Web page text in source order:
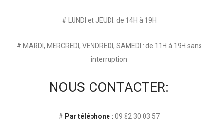
# LUNDI et JEUDI: de 14H à 19H
# MARDI, MERCREDI, VENDREDI, SAMEDI : de 11H à 19H sans
interruption
NOUS CONTACTER:
# Par téléphone : 09 82 30 03 57